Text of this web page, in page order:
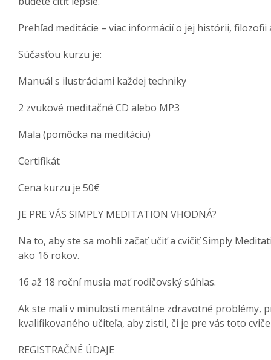
Prehľad meditácie – viac informácií o jej histórii, filozofii
Súčasťou kurzu je:
Manuál s ilustráciami každej techniky
2 zvukové meditačné CD alebo MP3
Mala (pomôcka na meditáciu)
Certifikát
Cena kurzu je 50€
JE PRE VÁS SIMPLY MEDITATION VHODNÁ?
Na to, aby ste sa mohli začať učiť a cvičiť Simply
ako 16 rokov.
16 až 18 roční musia mať rodičovský súhlas.
Ak ste mali v minulosti mentálne zdravotné problémy,
kvalifikovaného učiteľa, aby zistil, či je pre vás toto
REGISTRAČNÉ ÚDAJE